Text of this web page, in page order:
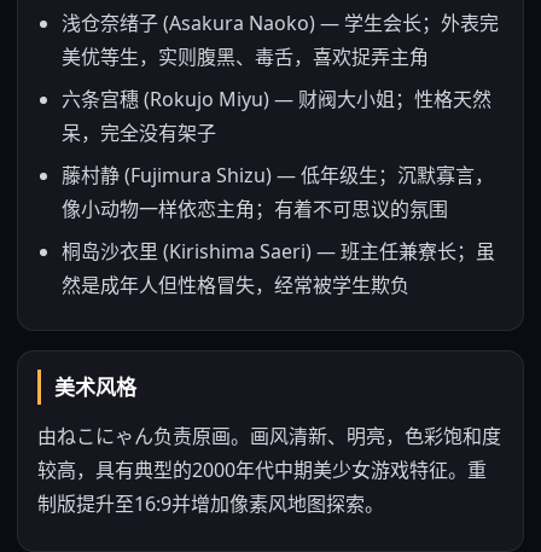
浅仓奈绪子 (Asakura Naoko) — 学生会长；外表完
美优等生，实则腹黑、毒舌，喜欢捉弄主角
六条宫穗 (Rokujo Miyu) — 财阀大小姐；性格天然
呆，完全没有架子
藤村静 (Fujimura Shizu) — 低年级生；沉默寡言，
像小动物一样依恋主角；有着不可思议的氛围
桐岛沙衣里 (Kirishima Saeri) — 班主任兼寮长；虽
然是成年人但性格冒失，经常被学生欺负
美术风格
由ねこにゃん负责原画。画风清新、明亮，色彩饱和度
较高，具有典型的2000年代中期美少女游戏特征。重
制版提升至16:9并增加像素风地图探索。